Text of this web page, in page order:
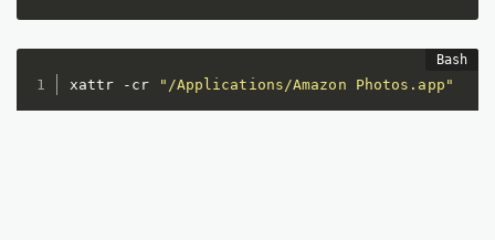
xattr -cr "/Applications/Amazon Photos.app"